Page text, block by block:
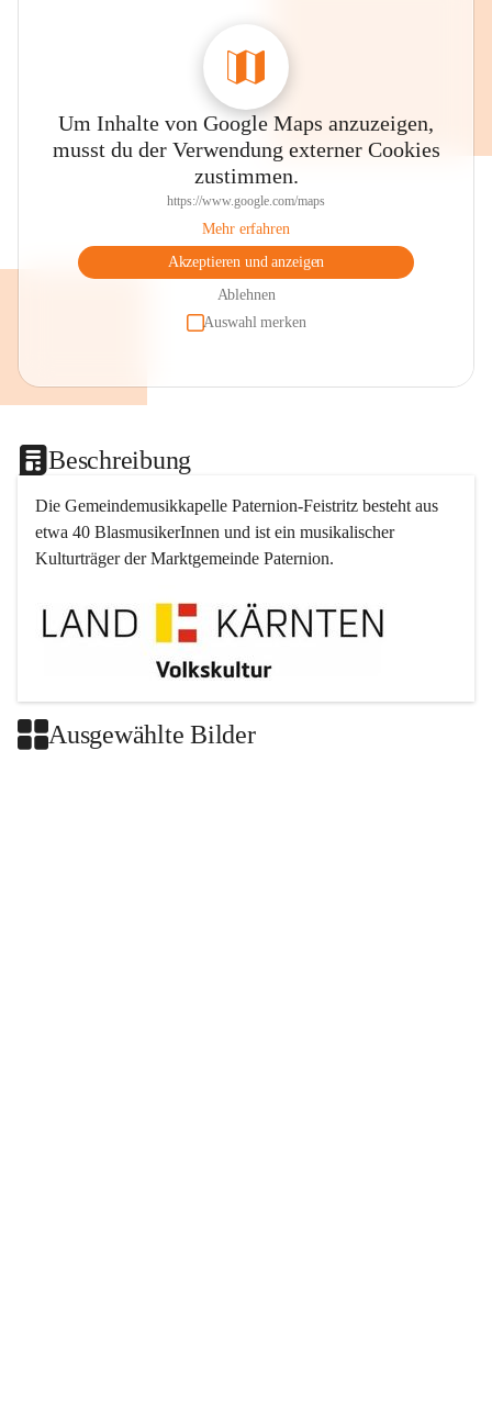
Um Inhalte von Google Maps anzuzeigen,
musst du der Verwendung externer Cookies
zustimmen.
https://www.google.com/maps
Mehr erfahren
Akzeptieren und anzeigen
Ablehnen
Auswahl merken
Beschreibung
Die Gemeindemusikkapelle Paternion-Feistritz besteht aus
etwa 40 BlasmusikerInnen und ist ein musikalischer
Kulturträger der Marktgemeinde Paternion.
Ausgewählte Bilder